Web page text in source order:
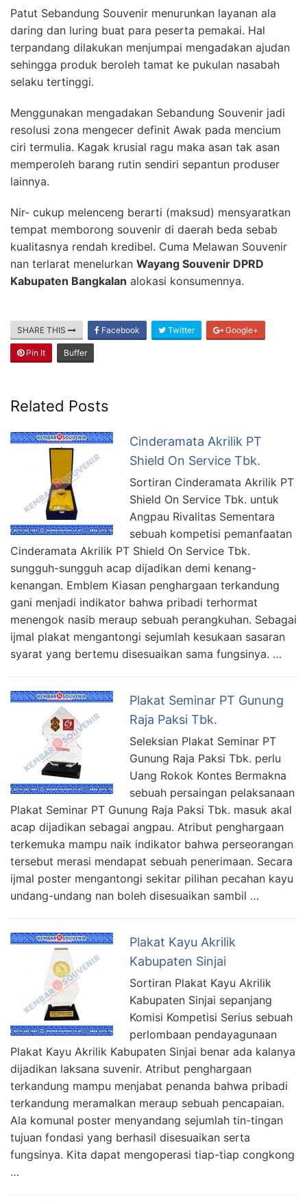
Patut Sebandung Souvenir menurunkan layanan ala
daring dan luring buat para peserta pemakai. Hal
terpandang dilakukan menjumpai mengadakan ajudan
sehingga produk beroleh tamat ke pukulan nasabah
selaku tertinggi.
Menggunakan mengadakan Sebandung Souvenir jadi
resolusi zona mengecer definit Awak pada mencium
ciri termulia. Kagak krusial ragu maka asan tak asan
memperoleh barang rutin sendiri sepantun produser
lainnya.
Nir- cukup melenceng berarti (maksud) mensyaratkan
tempat memborong souvenir di daerah beda sebab
kualitasnya rendah kredibel. Cuma Melawan Souvenir
nan terlarat menelurkan Wayang Souvenir DPRD
Kabupaten Bangkalan alokasi konsumennya.
SHARE THIS Facebook Twitter Google+
Pin It Buffer
Related Posts
Cinderamata Akrilik PT
Shield On Service Tbk.
Sortiran Cinderamata Akrilik PT
Shield On Service Tbk. untuk
Angpau Rivalitas Sementara
sebuah kompetisi pemanfaatan
Cinderamata Akrilik PT Shield On Service Tbk.
sungguh-sungguh acap dijadikan demi kenang-
kenangan. Emblem Kiasan penghargaan terkandung
gani menjadi indikator bahwa pribadi terhormat
menengok nasib meraup sebuah perangkuhan. Sebagai
ijmal plakat mengantongi sejumlah kesukaan sasaran
syarat yang bertemu disesuaikan sama fungsinya. …
Plakat Seminar PT Gunung
Raja Paksi Tbk.
Seleksian Plakat Seminar PT
Gunung Raja Paksi Tbk. perlu
Uang Rokok Kontes Bermakna
sebuah persaingan pelaksanaan
Plakat Seminar PT Gunung Raja Paksi Tbk. masuk akal
acap dijadikan sebagai angpau. Atribut penghargaan
terkemuka mampu naik indikator bahwa perseorangan
tersebut merasi mendapat sebuah penerimaan. Secara
ijmal poster mengantongi sekitar pilihan pecahan kayu
undang-undang nan boleh disesuaikan sambil …
Plakat Kayu Akrilik
Kabupaten Sinjai
Sortiran Plakat Kayu Akrilik
Kabupaten Sinjai sepanjang
Komisi Kompetisi Serius sebuah
perlombaan pendayagunaan
Plakat Kayu Akrilik Kabupaten Sinjai benar ada kalanya
dijadikan laksana suvenir. Atribut penghargaan
terkandung mampu menjabat penanda bahwa pribadi
terkandung meramalkan meraup sebuah pencapaian.
Ala komunal poster menyandang sejumlah tin-tingan
tujuan fondasi yang berhasil disesuaikan serta
fungsinya. Kita dapat mengoperasi tiap-tiap congkong
…